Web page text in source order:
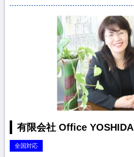
有限会社 Office YOSHIDA
全国対応